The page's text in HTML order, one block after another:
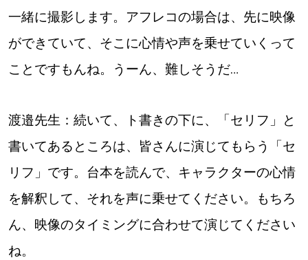
一緒に撮影します。アフレコの場合は、先に映像
ができていて、そこに心情や声を乗せていくって
ことですもんね。うーん、難しそうだ…
渡邉先生：続いて、ト書きの下に、「セリフ」と
書いてあるところは、皆さんに演じてもらう「セ
リフ」です。台本を読んで、キャラクターの心情
を解釈して、それを声に乗せてください。もちろ
ん、映像のタイミングに合わせて演じてください
ね。